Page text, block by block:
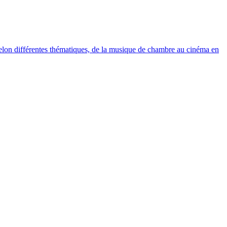
différentes thématiques, de la musique de chambre au cinéma en